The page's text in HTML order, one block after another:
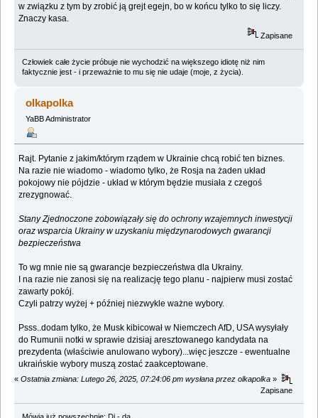
w związku z tym by zrobić ją grejt egejn, bo w końcu tylko to się liczy.
Znaczy kasa.
Zapisane
Człowiek całe życie próbuje nie wychodzić na większego idiotę niż nim
faktycznie jest - i przeważnie to mu się nie udaje (moje, z życia).
olkapolka
YaBB Administrator
Rajt. Pytanie z jakim/którym rządem w Ukrainie chcą robić ten biznes.
Na razie nie wiadomo - wiadomo tylko, że Rosja na żaden układ
pokojowy nie pójdzie - układ w którym będzie musiała z czegoś
zrezygnować.
Stany Zjednoczone zobowiązały się do ochrony wzajemnych inwestycji
oraz wsparcia Ukrainy w uzyskaniu międzynarodowych gwarancji
bezpieczeństwa
To wg mnie nie są gwarancje bezpieczeństwa dla Ukrainy.
I na razie nie zanosi się na realizację tego planu - najpierw musi zostać
zawarty pokój.
Czyli patrzy wyżej + później niezwykle ważne wybory.
Psss..dodam tylko, że Musk kibicował w Niemczech AfD, USA wysyłały
do Rumunii notki w sprawie dzisiaj aresztowanego kandydata na
prezydenta (właściwie anulowano wybory)...więc jeszcze - ewentualne
ukraińskie wybory muszą zostać zaakceptowane.
« Ostatnia zmiana: Lutego 26, 2025, 07:24:06 pm wysłana przez olkapolka »
Zapisane